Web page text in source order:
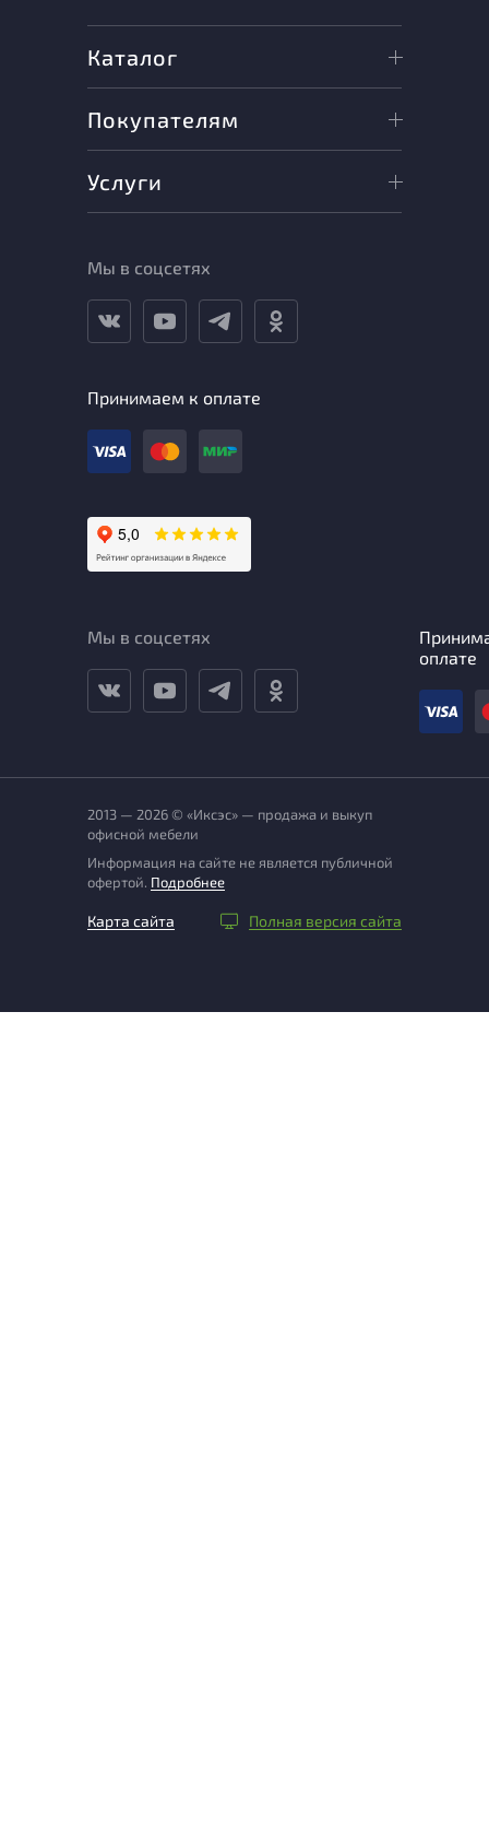
Каталог
Покупателям
Услуги
Мы в соцсетях
Принимаем к оплате
Мы в соцсетях
оплате
2013 — 2026 © «Иксэс» — продажа и выкуп
офисной мебели
Информация на сайте не является публичной
офертой. Подробнее
Карта сайта Полная версия сайта